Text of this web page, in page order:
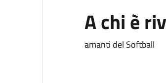
A chi è
amanti del Softball